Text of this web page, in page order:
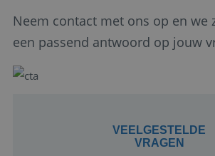
Neem contact met ons op en we
een passend antwoord op jouw
VEELGESTELDE
VRAGEN